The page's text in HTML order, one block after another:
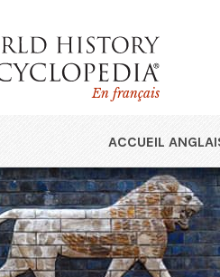
En français
ACCUEIL